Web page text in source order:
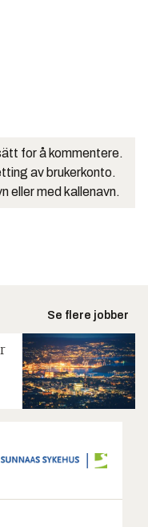
for å kommentere.
av brukerkonto.
eller med kallenavn.
Se flere jobber